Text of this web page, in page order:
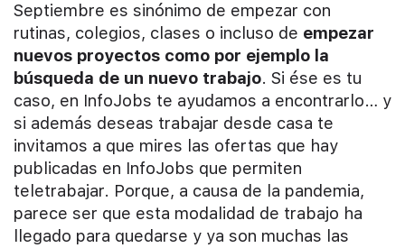
Septiembre es sinónimo de empezar con
rutinas, colegios, clases o incluso de empezar
nuevos proyectos como por ejemplo la
búsqueda de un nuevo trabajo. Si ése es tu
caso, en InfoJobs te ayudamos a encontrarlo… y
si además deseas trabajar desde casa te
invitamos a que mires las ofertas que hay
publicadas en InfoJobs que permiten
teletrabajar. Porque, a causa de la pandemia,
parece ser que esta modalidad de trabajo ha
llegado para quedarse y ya son muchas las